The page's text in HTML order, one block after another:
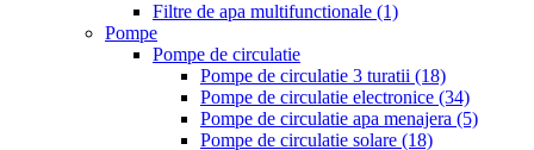
Filtre de apa multifunctionale (1)
Pompe
Pompe de circulatie
Pompe de circulatie 3 turatii (18)
Pompe de circulatie electronice (34)
Pompe de circulatie apa menajera (5)
Pompe de circulatie solare (18)